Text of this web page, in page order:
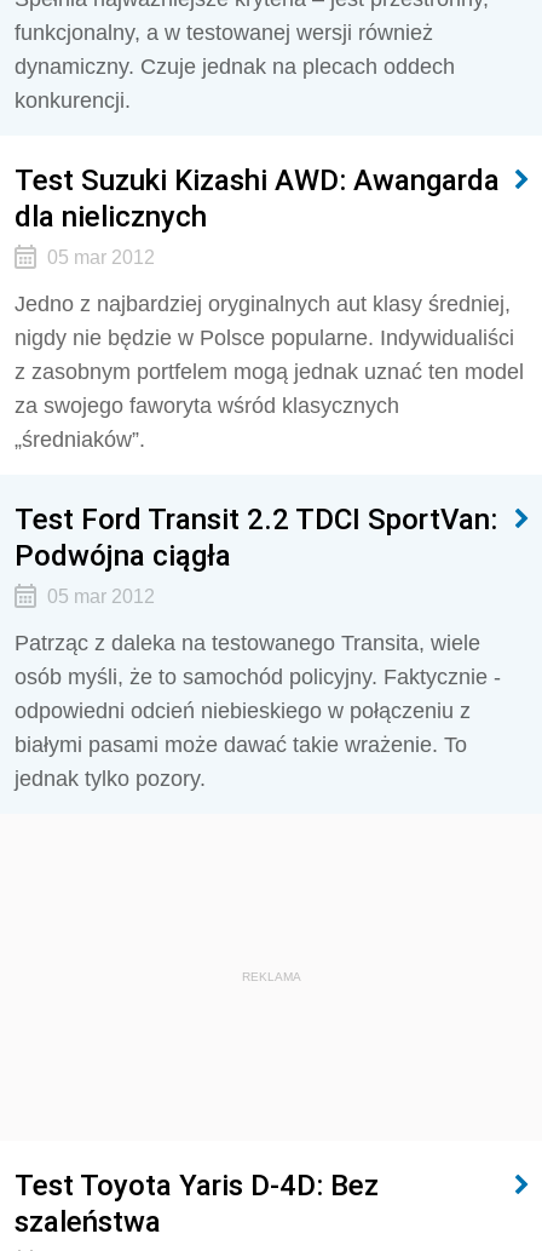
funkcjonalny, a w testowanej wersji również
dynamiczny. Czuje jednak na plecach oddech
konkurencji.
Test Suzuki Kizashi AWD: Awangarda
dla nielicznych
05 mar 2012
Jedno z najbardziej oryginalnych aut klasy średniej,
nigdy nie będzie w Polsce popularne. Indywidualiści
z zasobnym portfelem mogą jednak uznać ten model
za swojego faworyta wśród klasycznych
„średniaków”.
Test Ford Transit 2.2 TDCI SportVan:
Podwójna ciągła
05 mar 2012
Patrząc z daleka na testowanego Transita, wiele
osób myśli, że to samochód policyjny. Faktycznie -
odpowiedni odcień niebieskiego w połączeniu z
białymi pasami może dawać takie wrażenie. To
jednak tylko pozory.
REKLAMA
Test Toyota Yaris D-4D: Bez
szaleństwa